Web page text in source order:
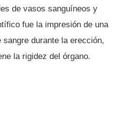
de vasos sanguíneos y
fue la impresión de una
durante la erección,
la rigidez del órgano.